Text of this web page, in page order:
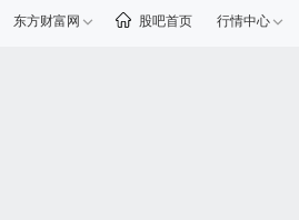
东方财富网 股吧首页 行情中心